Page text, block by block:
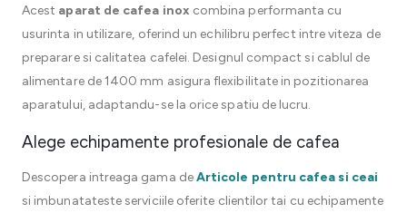
Acest aparat de cafea inox combina performanta cu
usurinta in utilizare, oferind un echilibru perfect intre viteza de
preparare si calitatea cafelei. Designul compact si cablul de
alimentare de 1400 mm asigura flexibilitate in pozitionarea
aparatului, adaptandu-se la orice spatiu de lucru.
Alege echipamente profesionale de cafea
Descopera intreaga gama deArticole pentru cafea si ceai
si imbunatateste serviciile oferite clientilor tai cu echipamente